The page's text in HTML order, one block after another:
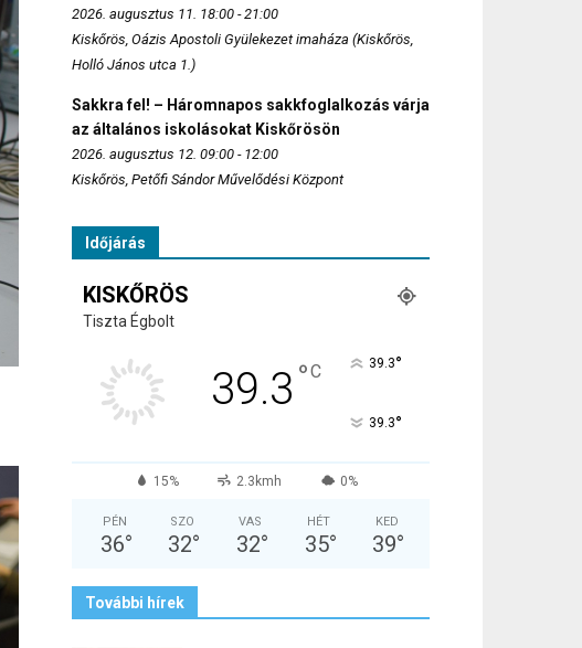
2026. augusztus 11. 18:00 - 21:00
Kiskőrös, Oázis Apostoli Gyülekezet imaháza (Kiskőrös,
Holló János utca 1.)
Sakkra fel! – Háromnapos sakkfoglalkozás várja
az általános iskolásokat Kiskőrösön
2026. augusztus 12. 09:00 - 12:00
Kiskőrös, Petőfi Sándor Művelődési Központ
Időjárás
KISKŐRÖS
Tiszta Égbolt
39.3 °C 39.3°
39.3°
15% 2.3kmh 0%
PÉN
36°
SZO
32°
VAS
32°
HÉT
35°
KED
39°
További hírek